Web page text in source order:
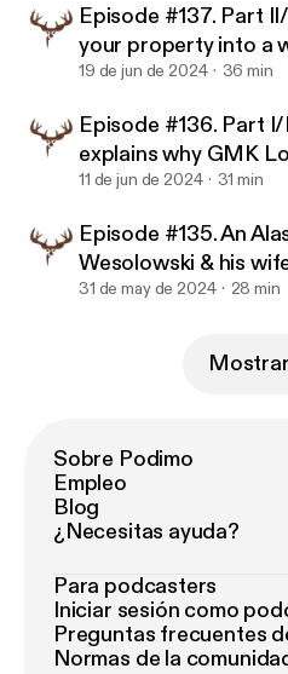
Episode #137. Part
your property into a
out".
19 de jun de 2024 36 min
Episode #136. Part
explains why GMK
property so well.
11 de jun de 2024 31 min
Episode #135. An
Wesolowski & his
memories for a
31 de may de 2024 28 min
Sobre Podimo
Empleo
Blog
¿Necesitas ayuda?
Para podcasters
Iniciar sesión como
Preguntas frecuentes
Normas de la